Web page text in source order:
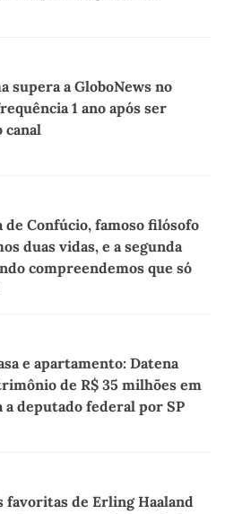
supera a GloboNews no
1 ano após ser
canal
de Confúcio, famoso filósofo
duas vidas, e a segunda
compreendemos que só
e apartamento: Datena
de R$ 35 milhões em
a deputado federal por SP
favoritas de Erling Haaland